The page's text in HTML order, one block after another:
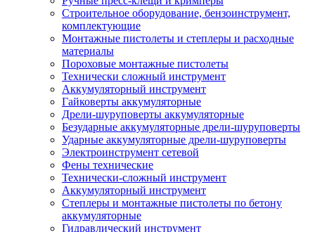
Строительное оборудование, бензоинструмент,
комплектующие
Монтажные пистолеты и степлеры и расходные
материалы
Пороховые монтажные пистолеты
Технически сложный инструмент
Аккумуляторный инструмент
Гайковерты аккумуляторные
Дрели-шуруповерты аккумуляторные
Безударные аккумуляторные дрели-шуруповерты
Ударные аккумуляторные дрели-шуруповерты
Электроинструмент сетевой
Фены технические
Технически-сложный инструмент
Аккумуляторный инструмент
Степлеры и монтажные пистолеты по бетону
аккумуляторные
Гидравлический инструмент